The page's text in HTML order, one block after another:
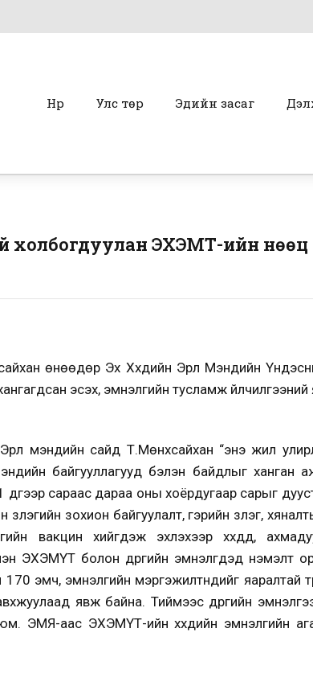
Нүүр Улс төр Эдийн засаг
ЭХЭМҮТ-ийн нөөц
өнөөдөр Эх Хүүхдийн Эрүүл Мэндийн
эсэх, эмнэлгийн тусламж
мэндийн сайд Т.Мөнхсайхан “энэ жил
байгууллагууд бэлэн байдлыг ханган
дүгээр сараас дараа оны хоёрдугаар сарыг
зохион байгуулалт, гэрийн үзлэг,
вакцин хийгдэж эхлэхээр хүүхдүүд,
ЭХЭМҮТ болон дүүргийн эмнэлгүүдэд нэмэлт
170 эмч, эмнэлгийн мэргэжилтнүүдийг яаралтай
явж байна. Тиймээс дүүргийн
ЭМЯ-аас ЭХЭМҮТ-ийн хүүхдийн эмнэлгийн